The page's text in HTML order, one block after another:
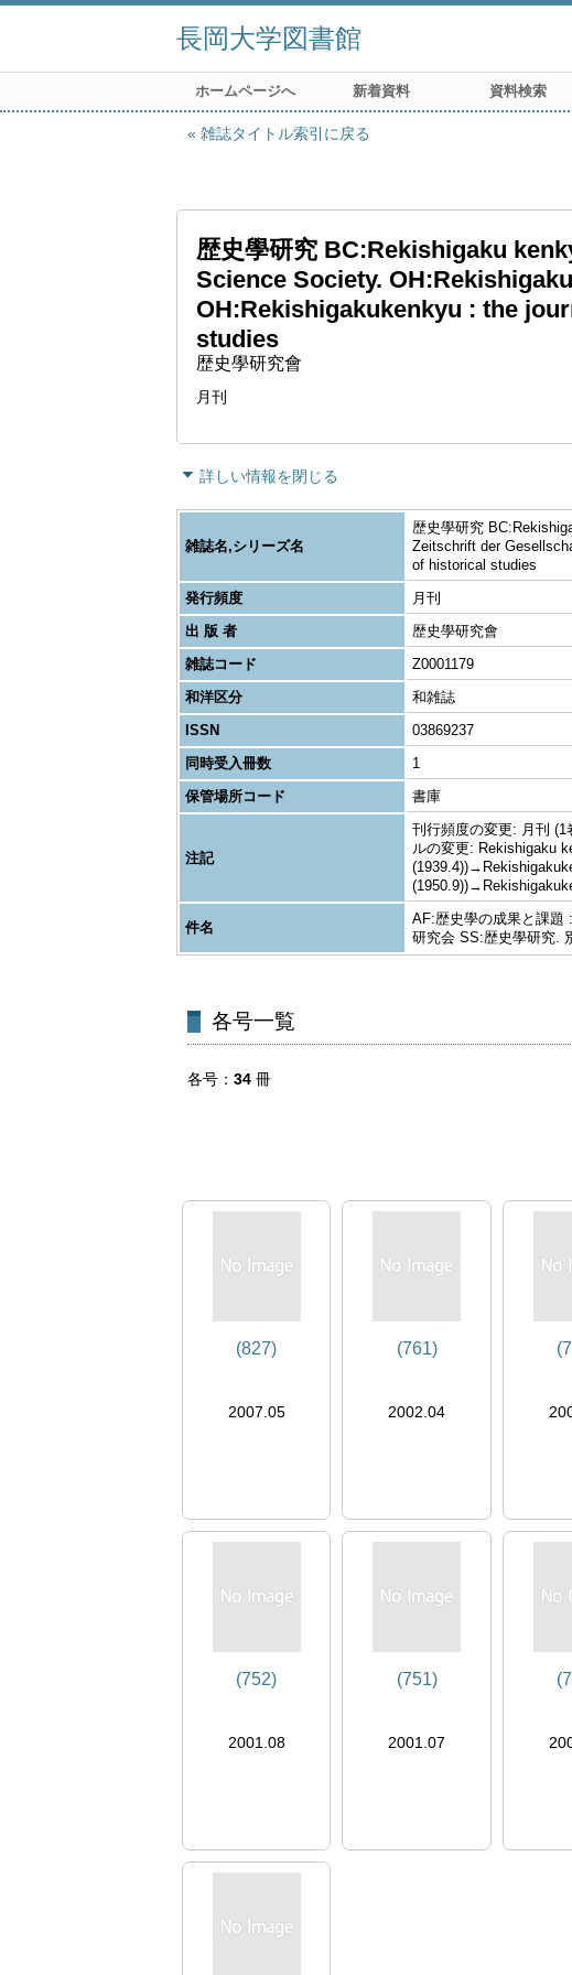
長岡大学図書館
ホームページへ 新着資料 資料検索
雑誌タイトル索引に戻る
歴史學研究 BC:Rekishigaku
Science Society.
OH:Rekishigakukenkyu : the
studies
歴史學研究會
月刊
詳しい情報を閉じる
雑誌名,シリーズ名
歴史學研究
Zeitschrift der
of historical studies
発行頻度
月刊
出 版 者
歴史學研究會
雑誌コード
Z0001179
和洋区分
和雑誌
ISSN
03869237
同時受入冊数
1
保管場所コード
書庫
注記
刊行頻度の変更: 月刊
ルの変更: Rekishigaku
件名
AF:歴史學の成果と課題
研究会 SS:歴史學研究.
各号一覧
各号 34 冊
(827)
2007.05
(761)
2002.04
(752)
2001.08
(751)
2001.07